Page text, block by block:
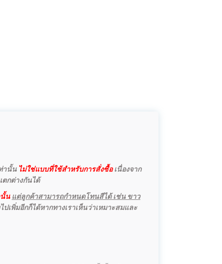
านั้น ไม่ใช่แบบที่ใช้สำหรับการสั่งซื้อเนื่องจาก
ตกต่างกันได้
นั้น แต่ลูกค้าสามารถกำหนดโทนสีได้ เช่น ขาว
พิ่มอีกก็ได้หากทางเราเห็นว่าเหมาะสมและ